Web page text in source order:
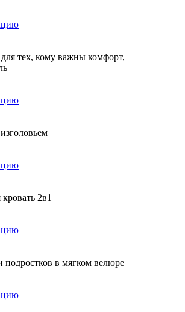
тех, кому важны комфорт,
2в1
подростков в мягком велюре